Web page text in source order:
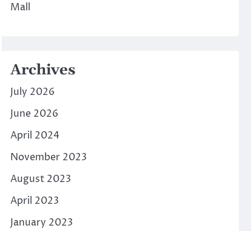
Mall
Archives
July 2026
June 2026
April 2024
November 2023
August 2023
April 2023
January 2023